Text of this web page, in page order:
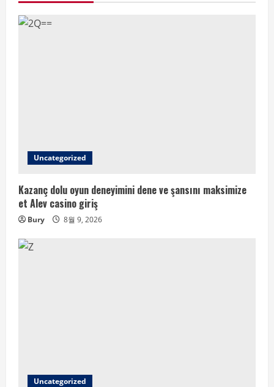
Uncategorized
Kazanç dolu oyun deneyimini dene ve şansını maksimize
et Alev casino giriş
Bury 8월 9, 2026
Uncategorized